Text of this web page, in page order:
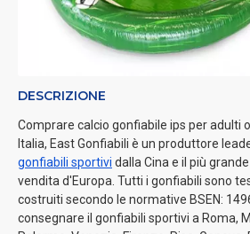
DESCRIZIONE
Comprare calcio gonfiabile ips per adulti
Italia, East Gonfiabili è un produttore
gonfiabili sportivi dalla Cina e il più
vendita d'Europa. Tutti i gonfiabili sono
costruiti secondo le normative BSEN:
consegnare il gonfiabili sportivi a Roma,